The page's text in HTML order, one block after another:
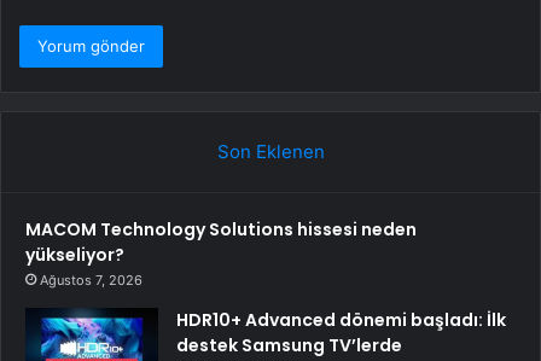
Son Eklenen
MACOM Technology Solutions hissesi neden
yükseliyor?
Ağustos 7, 2026
HDR10+ Advanced dönemi başladı: İlk
destek Samsung TV’lerde